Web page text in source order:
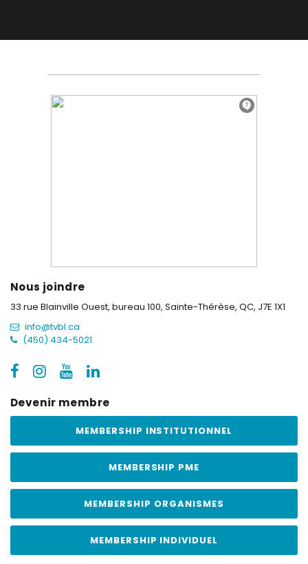
Nous joindre
33 rue Blainville Ouest, bureau 100, Sainte-Thérèse, QC, J7E 1X1
info@tvbl.ca
(450) 434-5021
Devenir membre
MEMBERSHIP INSTITUTIONNEL
MEMBERSHIP PME
MEMBERSHIP ORGANISMES
MEMBERSHIP INDIVIDUEL